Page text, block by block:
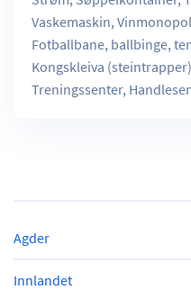
Vaskemaskin, Vinmonopol
Fotballbane, ballbinge,
Kongskleiva
Treningssenter,
Agder
Innlandet